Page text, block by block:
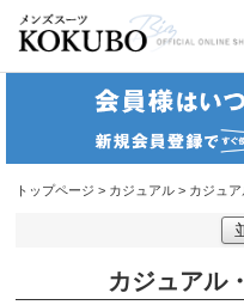
トップページ > カジュアル > カジュ
カジュアル